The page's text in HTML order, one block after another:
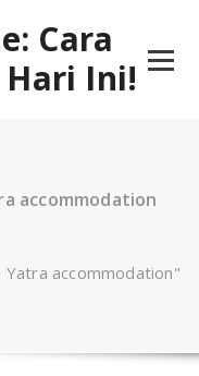
Cara
Ini!
accommodation
accommodation"